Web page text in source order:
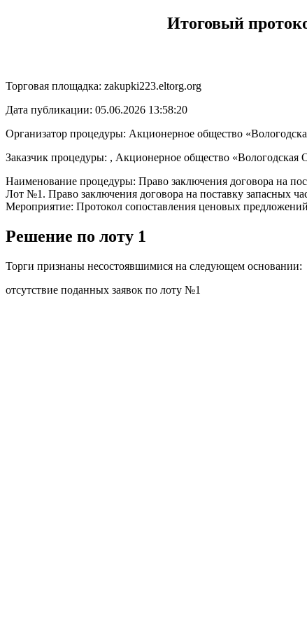
Итоговый
Торговая площадка: zakupki223.eltorg.org
Дата публикации: 05.06.2026 13:58:20
Организатор процедуры: Акционерное общество
Заказчик процедуры: , Акционерное общество «Вологодская
Наименование процедуры: Право заключения договора на
Лот №1. Право заключения договора на поставку запасных
Мероприятие: Протокол сопоставления ценовых предложений
Решение по лоту 1
Торги признаны несостоявшимися на следующем основании:
отсутствие поданных заявок по лоту №1